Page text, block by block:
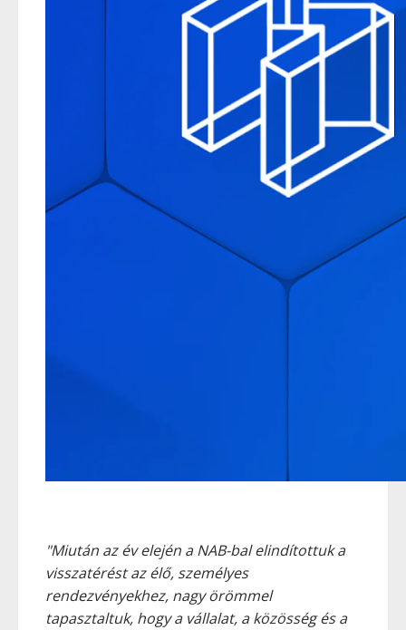
"Miután az év elején a NAB-bal elindítottuk a
visszatérést az élő, személyes
rendezvényekhez, nagy örömmel
tapasztaltuk, hogy a vállalat, a közösség és a